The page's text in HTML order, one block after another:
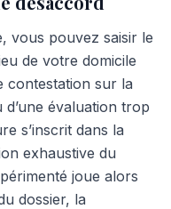
vous pouvez saisir le
de votre domicile
contestation sur la
d’une évaluation trop
s’inscrit dans la
exhaustive du
joue alors
dossier, la